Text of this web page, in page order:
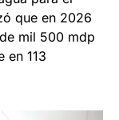
que en 2026
mil 500 mdp
en 113